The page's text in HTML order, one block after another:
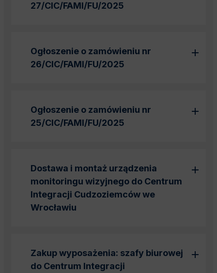
27/CIC/FAMI/FU/2025
Ogłoszenie o zamówieniu nr
26/CIC/FAMI/FU/2025
Ogłoszenie o zamówieniu nr
25/CIC/FAMI/FU/2025
Dostawa i montaż urządzenia
monitoringu wizyjnego do Centrum
Integracji Cudzoziemców we
Wrocławiu
Zakup wyposażenia: szafy biurowej
do Centrum Integracji